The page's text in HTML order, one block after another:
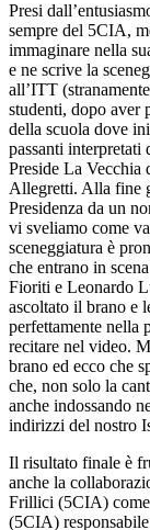
Presi
sempre del 5CIA,
immaginare nella
e ne scrive la
all’ITT
studenti, dopo aver
della scuola dove
passanti
Preside La Vecchia
Allegretti. Alla fine
Presidenza da un
vi sveliamo come
sceneggiatura è
che entrano in
Fioriti e Leonardo
ascoltato il brano e
perfettamente nella
recitare nel video.
brano ed ecco che
che, non solo la
anche indossando
indirizzi del nostro
Il risultato finale è
anche la
Frillici (5CIA) come
(5CIA)